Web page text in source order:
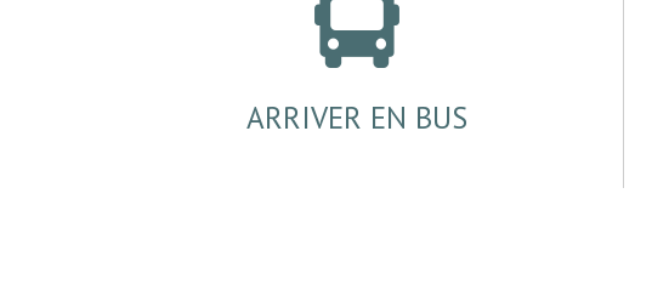

ARRIVER EN BUS